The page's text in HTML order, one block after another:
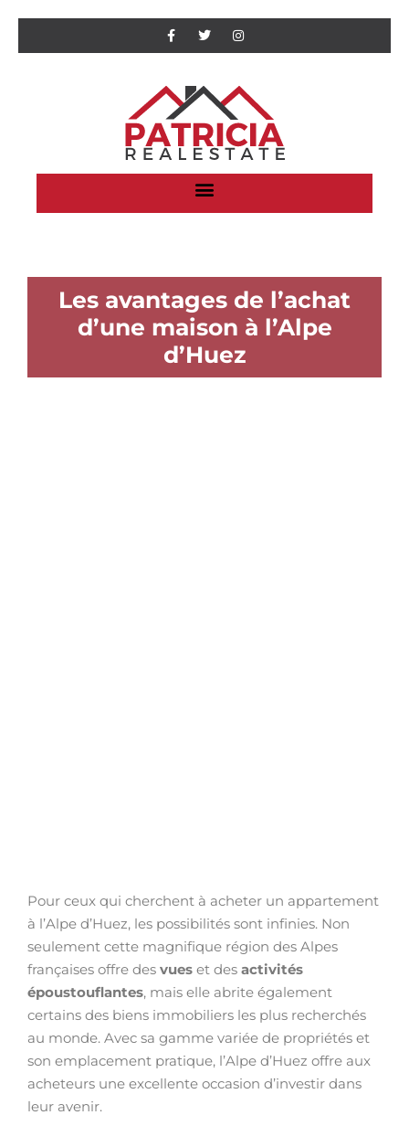
Les avantages de l’achat
d’une maison à l’Alpe
d’Huez
Pour ceux qui cherchent à acheter un appartement
à l’Alpe d’Huez, les possibilités sont infinies. Non
seulement cette magnifique région des Alpes
françaises offre des vues et des activités
époustouflantes, mais elle abrite également
certains des biens immobiliers les plus recherchés
au monde. Avec sa gamme variée de propriétés et
son emplacement pratique, l’Alpe d’Huez offre aux
acheteurs une excellente occasion d’investir dans
leur avenir.